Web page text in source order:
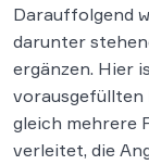
Darauffolgend
darunter
ergänzen. Hier
gleich mehrere
verleitet, die